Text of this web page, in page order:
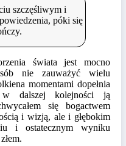
szczęśliwym i
póki się
świata jest mocno
nie zauważyć wielu
momentami dopełnia
w dalszej kolejności ją
się bogactwem
i wizją, ale i głębokim
i ostatecznym wyniku